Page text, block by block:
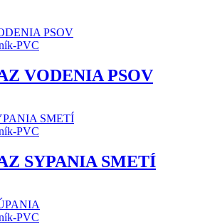
PVC
VODENIA PSOV
PVC
SYPANIA SMETÍ
PVC